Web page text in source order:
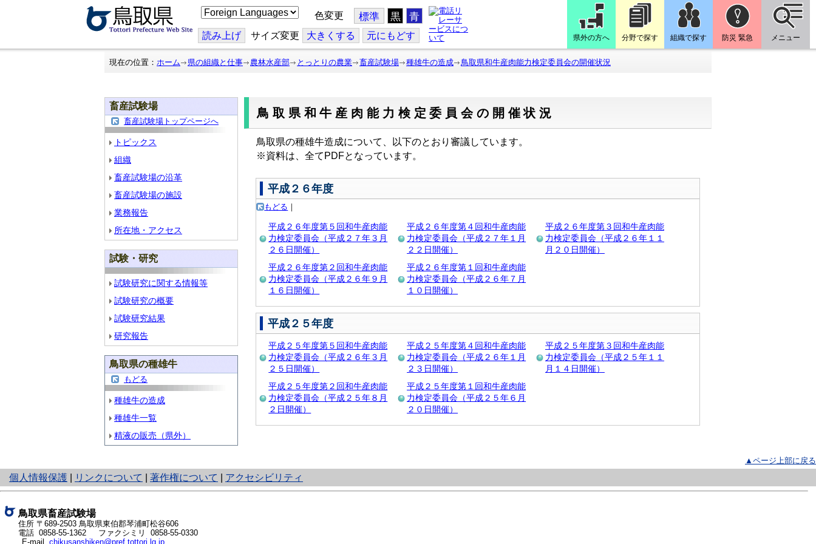
こ
の
ジ
を
翻
色変更 標準 黒 青
読み上げ サイズ変更 大きくする 元にもどす 県外の方へ 分野で探す 組織で探す 防災 緊急 メニュー
現在の位置： ホーム 県の組織と仕事 農林水産部 とっとりの農業 畜産試験場 種雄牛の造成 鳥取県和牛産肉能力検定委員会の開催状況
畜産試験場
畜産試験場トップページへ
トピックス
組織
畜産試験場の沿革
畜産試験場の施設
業務報告
所在地・アクセス
試験・研究
試験研究に関する情報等
試験研究の概要
試験研究結果
研究報告
鳥取県の種雄牛
もどる
種雄牛の造成
種雄牛一覧
精液の販売（県外）
鳥取県和牛産肉能力検定委員会の開催状況
鳥取県の種雄牛造成について、以下のとおり審議しています。
※資料は、全てPDFとなっています。
平成２６年度
もどる ｜
平成２６年度第５回和牛産肉能
力検定委員会（平成２７年３月
２６日開催）
平成２６年度第４回和牛産肉能
力検定委員会（平成２７年１月
２２日開催）
平成２６年度第３回和牛産肉能
力検定委員会（平成２６年１１
月２０日開催）
平成２６年度第２回和牛産肉能
力検定委員会（平成２６年９月
１６日開催）
平成２６年度第１回和牛産肉能
力検定委員会（平成２６年７月
１０日開催）
平成２５年度
平成２５年度第５回和牛産肉能
力検定委員会（平成２６年３月
２５日開催）
平成２５年度第４回和牛産肉能
力検定委員会（平成２６年１月
２３日開催）
平成２５年度第３回和牛産肉能
力検定委員会（平成２５年１１
月１４日開催）
平成２５年度第２回和牛産肉能
力検定委員会（平成２５年８月
２日開催）
平成２５年度第１回和牛産肉能
力検定委員会（平成２５年６月
２０日開催）
▲ページ上部に戻る
個人情報保護
と
り
ッ
ト
へ
リンクについて 著作権について アクセシビリティ
鳥取県畜産試験場
住所 〒689-2503 鳥取県東伯郡琴浦町松谷606
電話 0858-55-1362
ファクシミリ 0858-55-0330
E-mail chikusanshiken@pref.tottori.lg.jp